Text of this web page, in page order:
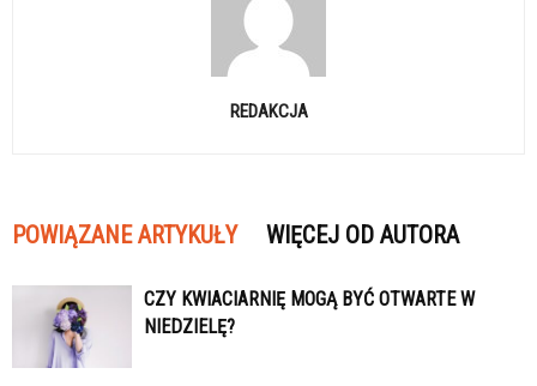
REDAKCJA
POWIĄZANE ARTYKUŁY WIĘCEJ OD AUTORA
CZY KWIACIARNIĘ MOGĄ BYĆ OTWARTE W
NIEDZIELĘ?